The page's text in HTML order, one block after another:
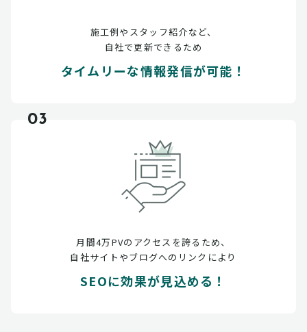
施工例やスタッフ紹介など、
自社で更新できるため
タイムリーな情報発信が可能！
03
月間4万PVのアクセスを誇るため、
自社サイトやブログへのリンクにより
SEOに効果が見込める！